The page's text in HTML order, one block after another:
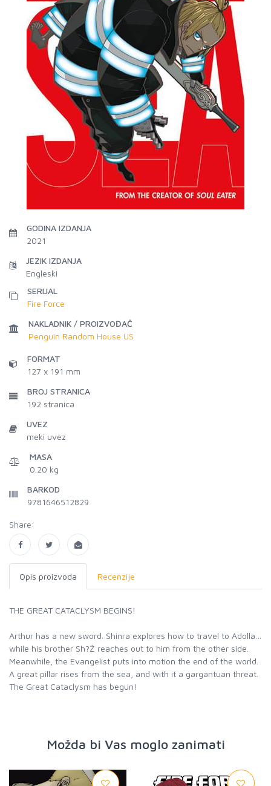
GODINA IZDANJA
2021
JEZIK IZDANJA
Engleski
SERIJAL
Fire Force
NAKLADNIK / PROIZVOĐAČ
Penguin Random House US
FORMAT
127 x 191 mm
BROJ STRANICA
192 stranica
UVEZ
meki uvez
MASA
0.20 kg
BARKOD
9781646512829
Share:
Opis proizvoda Recenzije
THE GREAT CATACLYSM BEGINS!
Arthur has a new sword. Shinra explores how to travel to Adolla…
while his brother Sh?Ż reaches out to him from the other side.
Meanwhile, the Evangelist puts into motion the end of the world.
A great pillar rises from the sea, and with it a gargantuan threat.
The Great Cataclysm has begun!
Možda bi Vas moglo zanimati